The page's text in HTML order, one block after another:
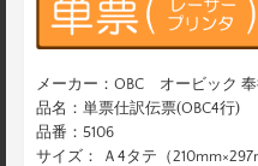
メーカー：OBC オービック
品名：単票仕訳伝票(OBC4行)
品番：5106
サイズ： Ａ4タテ（